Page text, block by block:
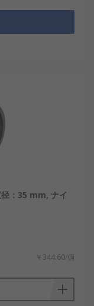
径：35 mm, ナイ
￥344.60/個